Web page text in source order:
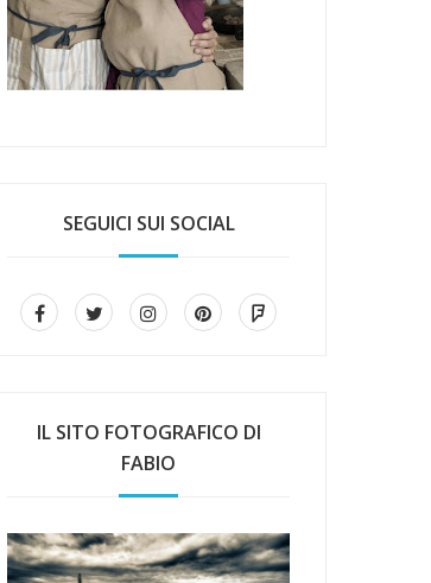
SEGUICI SUI SOCIAL
IL SITO FOTOGRAFICO DI
FABIO